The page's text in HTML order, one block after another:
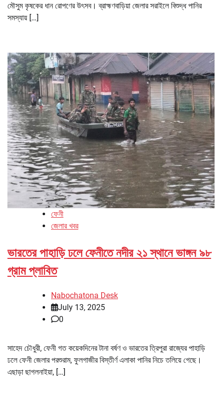
মৌসুম কৃষকের ধান রোপণের উৎসব। ব্রাহ্মণবাড়িয়া জেলার সরাইলে বিশুদ্ধ পানির
সমস্যায় […]
ফেনী
জেলার খবর
ভারতের পাহাড়ি ঢলে ফেনীতে নদীর ২১ স্থানে ভাঙ্গন ৯৮
গ্রাম প্লাবিত
Nabochatona Desk
July 13, 2025
0
সাহেদ চৌধুরী, ফেনী গত কয়েকদিনের টানা বর্ষণ ও ভারতের ত্রিপুরা রাজ্যের পাহাড়ি
ঢলে ফেনী জেলার পরশুরাম, ফুলগাজীর বিস্তীর্ণ এলাকা পানির নিচে তলিয়ে গেছে।
এছাড়া ছাগলনাইয়া, […]